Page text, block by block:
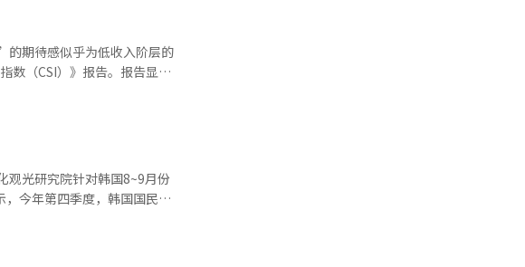
的是，第四轮疫情大流行对
2020年2至4月）CCSI环比
，首尔
风险。据《华尔街日报》消
进行有关统计以来单月涨幅
。韩国银行统计的7月住宅
期待感似乎为低收入阶层的
数（CSI）》报告。报告显
态度；小于100则表示消费者
。代表消费者对经济状况认
。但今后经济预期CSI则从80
在家庭负债CSI指数出现了1
的改善，至92点。另外，由
层的部分指标呈现出了明显
观光研究院针对韩国8~9月份
今年第四季度，韩国国民前
全球金融危机以后，同比最